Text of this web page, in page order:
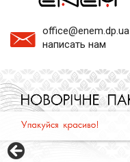
office@enem.dp.ua
написать нам